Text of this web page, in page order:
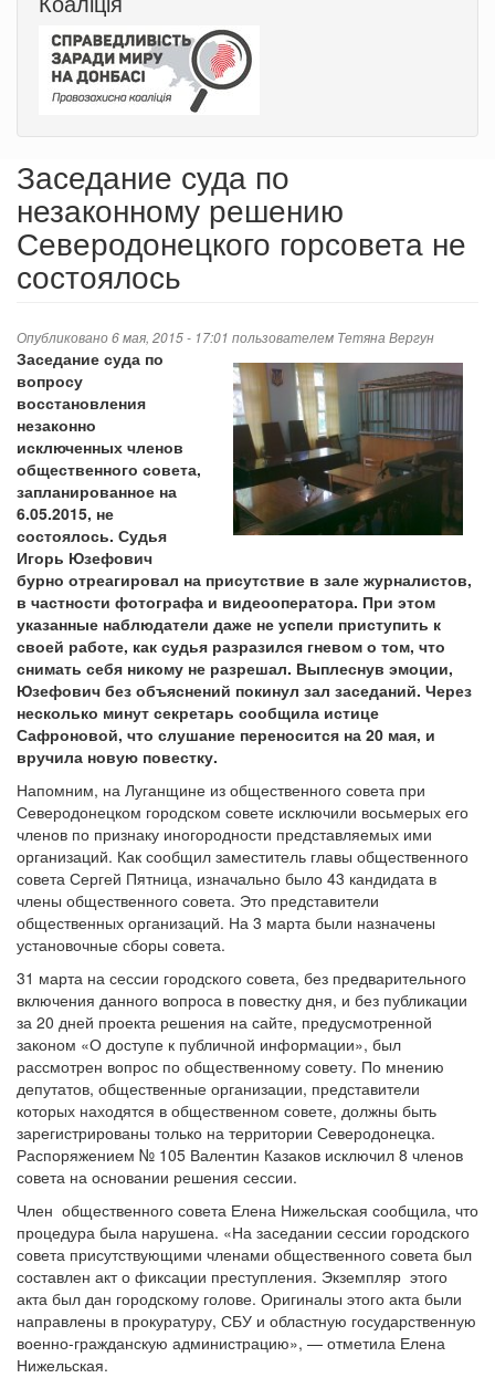
Заседание суда по
незаконному решению
Северодонецкого горсовета не
состоялось
Опубликовано 6 мая, 2015 - 17:01 пользователем Тетяна Вергун
Заседание суда по
вопросу
восстановления
незаконно
исключенных членов
общественного совета,
запланированное на
6.05.2015, не
состоялось. Судья
Игорь Юзефович
бурно отреагировал на присутствие в зале журналистов,
в частности фотографа и видеооператора. При этом
указанные наблюдатели даже не успели приступить к
своей работе, как судья разразился гневом о том, что
снимать себя никому не разрешал. Выплеснув эмоции,
Юзефович без объяснений покинул зал заседаний. Через
несколько минут секретарь сообщила истице
Сафроновой, что слушание переносится на 20 мая, и
вручила новую повестку.
Напомним, на Луганщине из общественного совета при
Северодонецком городском совете исключили восьмерых его
членов по признаку иногородности представляемых ими
организаций. Как сообщил заместитель главы общественного
совета Сергей Пятница, изначально было 43 кандидата в
члены общественного совета. Это представители
общественных организаций. На 3 марта были назначены
установочные сборы совета.
31 марта на сессии городского совета, без предварительного
включения данного вопроса в повестку дня, и без публикации
за 20 дней проекта решения на сайте, предусмотренной
законом «О доступе к публичной информации», был
рассмотрен вопрос по общественному совету. По мнению
депутатов, общественные организации, представители
которых находятся в общественном совете, должны быть
зарегистрированы только на территории Северодонецка.
Распоряжением № 105 Валентин Казаков исключил 8 членов
совета на основании решения сессии.
Член общественного совета Елена Нижельская сообщила, что
процедура была нарушена. «На заседании сессии городского
совета присутствующими членами общественного совета был
составлен акт о фиксации преступления. Экземпляр этого
акта был дан городскому голове. Оригиналы этого акта были
направлены в прокуратуру, СБУ и областную государственную
военно-гражданскую администрацию», — отметила Елена
Нижельская.